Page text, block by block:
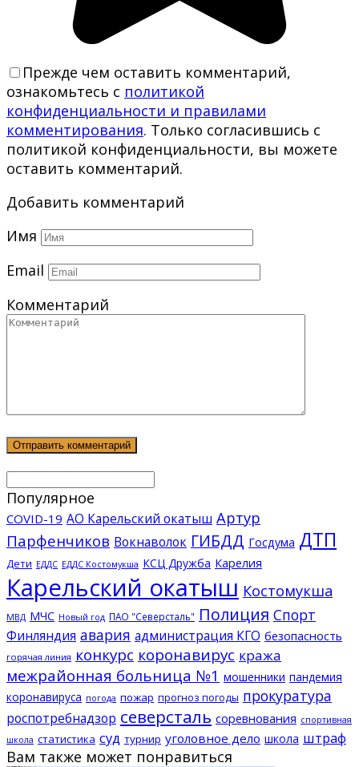
Прежде чем оставить комментарий,
ознакомьтесь с политикой
конфиденциальности и правилами
комментирования. Только согласившись с
политикой конфиденциальности, вы можете
оставить комментарий.
Добавить комментарий
Имя
Email
Комментарий
Популярное
COVID-19 АО Карельский окатыш Артур
Парфенчиков Вокнаволок ГИБДД Госдума ДТП
Дети ЕДДС ЕДДС Костомукша КСЦ Дружба Карелия
Карельский окатыш Костомукша
МВД МЧС Новый год ПАО "Северсталь" Полиция Спорт
Финляндия авария администрация КГО безопасность
горячая линия конкурс коронавирус кража
межрайонная больница №1 мошенники пандемия
коронавируса погода пожар прогноз погоды прокуратура
роспотребнадзор северсталь соревнования спортивная
школа статистика суд турнир уголовное дело школа штраф
Вам также может понравиться